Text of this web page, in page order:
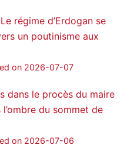
régime d’Erdogan se
un poutinisme aux
on 2026-07-07
dans le procès du maire
du sommet de
on 2026-07-06